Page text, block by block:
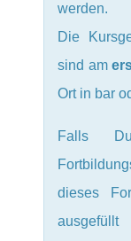
werden.
Die
sind am
Ort in bar
Falls
dieses